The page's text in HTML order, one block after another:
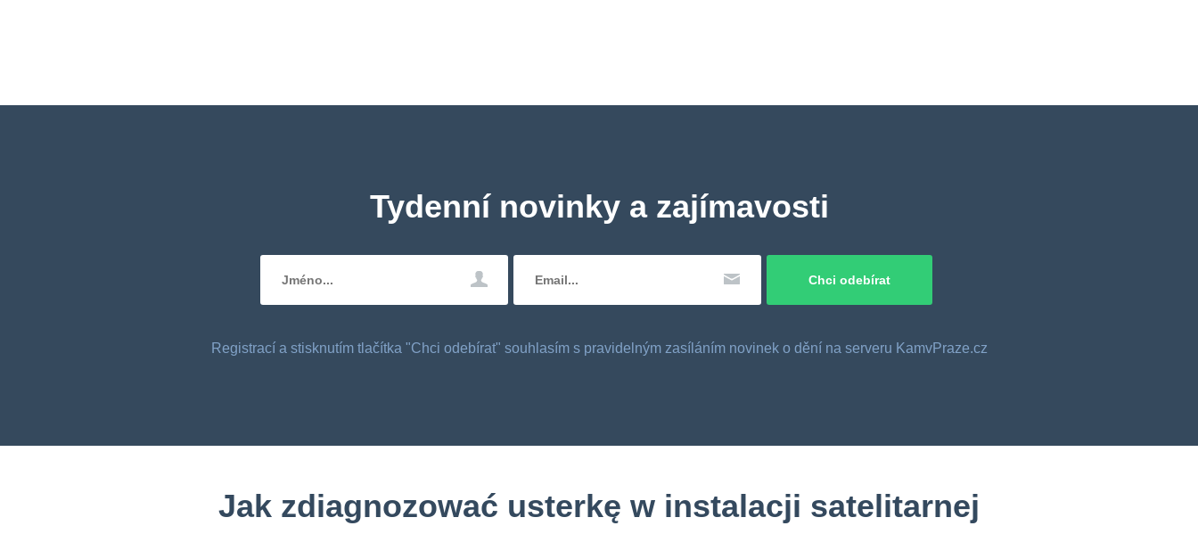
Tydenní novinky a zajímavosti
Registrací a stisknutím tlačítka "Chci odebírat" souhlasím s pravidelným zasíláním novinek o dění na serveru KamvPraze.cz
Jak zdiagnozować usterkę w instalacji satelitarnej